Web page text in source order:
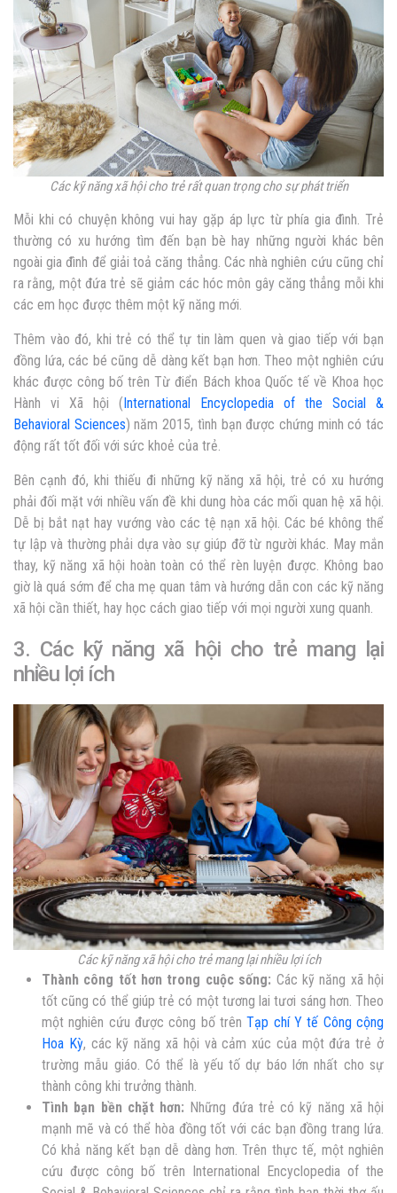
Các kỹ năng xã hội cho trẻ rất quan trọng cho sự phát triển
Mỗi khi có chuyện không vui hay gặp áp lực từ phía gia đình. Trẻ
thường có xu hướng tìm đến bạn bè hay những người khác bên
ngoài gia đình để giải toả căng thẳng. Các nhà nghiên cứu cũng chỉ
ra rằng, một đứa trẻ sẽ giảm các hóc môn gây căng thẳng mỗi khi
các em học được thêm một kỹ năng mới.
Thêm vào đó, khi trẻ có thể tự tin làm quen và giao tiếp với bạn
đồng lứa, các bé cũng dễ dàng kết bạn hơn. Theo một nghiên cứu
khác được công bố trên Từ điển Bách khoa Quốc tế về Khoa học
Hành vi Xã hội (International Encyclopedia of the Social &
Behavioral Sciences) năm 2015, tình bạn được chứng minh có tác
động rất tốt đối với sức khoẻ của trẻ.
Bên cạnh đó, khi thiếu đi những kỹ năng xã hội, trẻ có xu hướng
phải đối mặt với nhiều vấn đề khi dung hòa các mối quan hệ xã hội.
Dễ bị bắt nạt hay vướng vào các tệ nạn xã hội. Các bé không thể
tự lập và thường phải dựa vào sự giúp đỡ từ người khác. May mắn
thay, kỹ năng xã hội hoàn toàn có thể rèn luyện được. Không bao
giờ là quá sớm để cha mẹ quan tâm và hướng dẫn con các kỹ năng
xã hội cần thiết, hay học cách giao tiếp với mọi người xung quanh.
3. Các kỹ năng xã hội cho trẻ mang lại
nhiều lợi ích
Các kỹ năng xã hội cho trẻ mang lại nhiều lợi ích
Thành công tốt hơn trong cuộc sống: Các kỹ năng xã hội
tốt cũng có thể giúp trẻ có một tương lai tươi sáng hơn. Theo
một nghiên cứu được công bố trênTạp chí Y tế Công cộng
Hoa Kỳ, các kỹ năng xã hội và cảm xúc của một đứa trẻ ở
trường mẫu giáo. Có thể là yếu tố dự báo lớn nhất cho sự
thành công khi trưởng thành.
Tình bạn bền chặt hơn: Những đứa trẻ có kỹ năng xã hội
mạnh mẽ và có thể hòa đồng tốt với các bạn đồng trang lứa.
Có khả năng kết bạn dễ dàng hơn. Trên thực tế, một nghiên
cứu được công bố trên International Encyclopedia of the